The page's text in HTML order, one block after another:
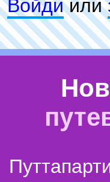
Войдиили